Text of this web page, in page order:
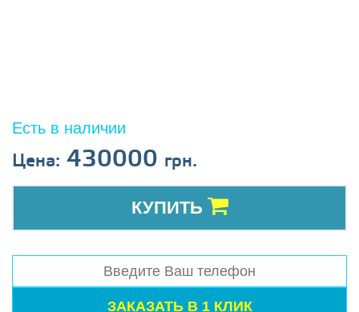
Есть в наличии
Цена: 430000 грн.
КУПИТЬ